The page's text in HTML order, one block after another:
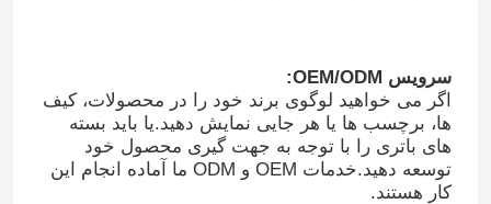
سرویس OEM/ODM:
اگر می خواهید لوگوی برند خود را در محصولات، کیف
ها، برچسب ها یا هر جایی نمایش دهید.یا باید بسته
های باتری را با توجه به جهت گیری محصول خود
توسعه دهید.خدمات OEM و ODM ما آماده انجام این
کار هستند.